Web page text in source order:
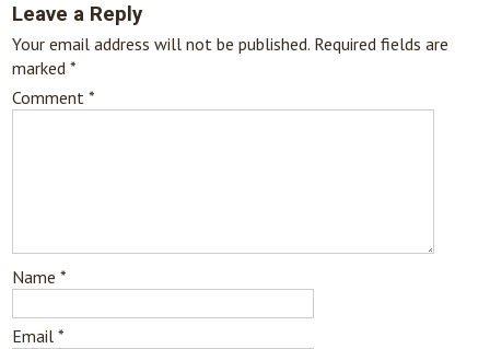
Leave a Reply
Your email address will not be published. Required fields are
marked*
Comment*
Name*
Email*